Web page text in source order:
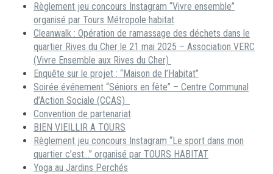
Règlement jeu concours Instagram “Vivre ensemble”
organisé par Tours Métropole habitat
Cleanwalk : Opération de ramassage des déchets dans le
quartier Rives du Cher le 21 mai 2025 – Association VERC
(Vivre Ensemble aux Rives du Cher)
Enquête sur le projet : “Maison de l’Habitat”
Soirée événement “Séniors en fête” – Centre Communal
d’Action Sociale (CCAS)
Convention de partenariat
BIEN VIEILLIR A TOURS
Règlement jeu concours Instagram “Le sport dans mon
quartier c’est…” organisé par TOURS HABITAT
Yoga au Jardins Perchés